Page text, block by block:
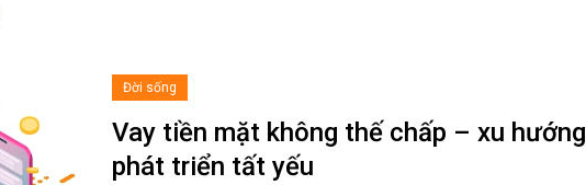
Đời sống
Vay tiền mặt không thế chấp – xu hướng
phát triển tất yếu